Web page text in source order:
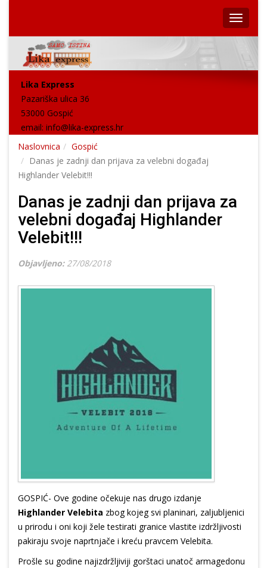
Lika Express
Pazariška ulica 36
53000 Gospić
email: info@lika-express.hr
Naslovnica
Gospić
Danas je zadnji dan prijava za velebni događaj
Highlander Velebit!!!
Danas je zadnji dan prijava za
velebni događaj Highlander
Velebit!!!
Objavljeno: 27/08/2018
GOSPIĆ- Ove godine očekuje nas drugo izdanje
Highlander Velebita zbog kojeg svi planinari, zaljubljenici
u prirodu i oni koji žele testirati granice vlastite izdržljivosti
pakiraju svoje naprtnjače i kreću pravcem Velebita.
Prošle su godine najizdržljiviji gorštaci unatoč armagedonu